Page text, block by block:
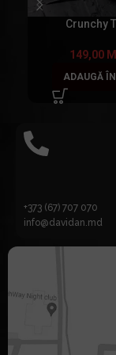
Crunchy
149,00
ADAUGĂ
+373 (67) 707 070
info@davidan.md